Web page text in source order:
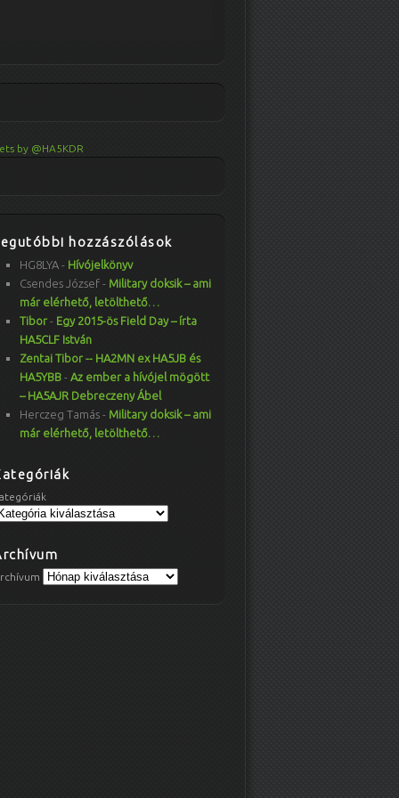
by @HA5KDR
hozzászólások
HG8LYA - Hívójelkönyv
Csendes József - Military doksik – ami
már elérhető, letölthető…
Tibor - Egy 2015-ös Field Day – írta
HA5CLF István
Zentai Tibor -- HA2MN ex HA5JB és
HA5YBB - Az ember a hívójel mögött
– HA5AJR Debreczeny Ábel
Herczeg Tamás - Military doksik – ami
már elérhető, letölthető…